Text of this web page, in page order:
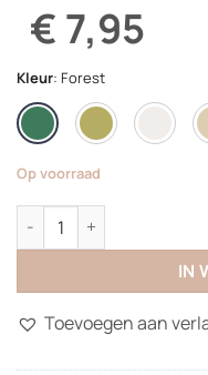
€ 7,95
Kleur: Forest
Op voorraad
Glow Bracelet aantal
IN
Toevoegen aan